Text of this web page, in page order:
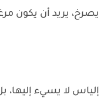
يصرخ، يريد أن يكون
إلياس لا يسيء إليها،